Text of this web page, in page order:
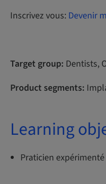
Inscrivez vous: Devenir
Target group: Dentists,
Product segments:
Learning
Praticien